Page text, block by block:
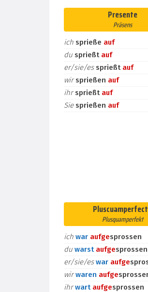
Presente
Präsens
ich sprieße auf
du sprießt auf
er/sie/es sprießt auf
wirsprießen auf
ihrsprießt auf
Sie sprießen auf
Plusquamperfekt
ich war aufgesprossen
du warst aufgesprossen
er/sie/eswar aufge
wirwaren aufge
ihrwart aufgesprossen